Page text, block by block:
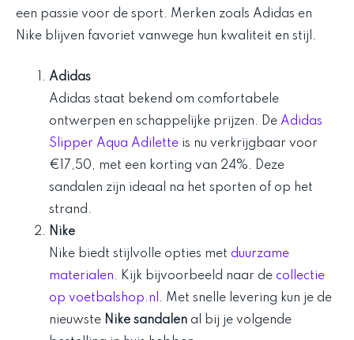
een passie voor de sport. Merken zoals Adidas en
Nike blijven favoriet vanwege hun kwaliteit en stijl.
Adidas
Adidas staat bekend om comfortabele
ontwerpen en schappelijke prijzen. De Adidas
Slipper Aqua Adilette is nu verkrijgbaar voor
€17,50, met een korting van 24%. Deze
sandalen zijn ideaal na het sporten of op het
strand.
Nike
Nike biedt stijlvolle opties met duurzame
materialen. Kijk bijvoorbeeld naar de collectie
op voetbalshop.nl . Met snelle levering kun je de
nieuwste Nike sandalen al bij je volgende